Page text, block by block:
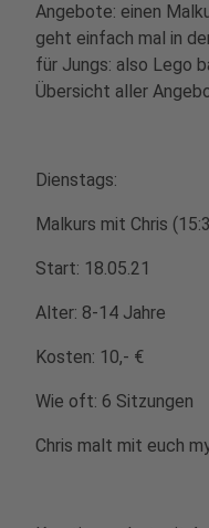
Angebote: einen
geht einfach mal in
für Jungs: also Lego
Übersicht aller
Dienstags:
Malkurs mit Chris
Start: 18.05.21
Alter: 8-14 Jahre
Kosten: 10,- €
Wie oft: 6 Sitzungen
Chris malt mit euch